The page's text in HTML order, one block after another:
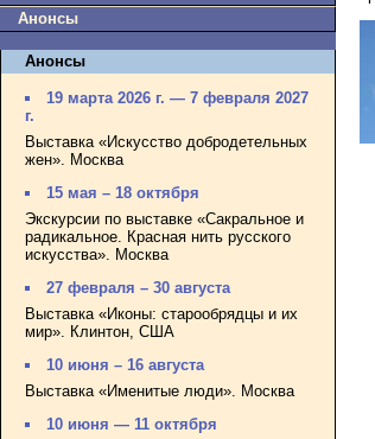
Анонсы
Анонсы
19 марта 2026 г. — 7 февраля 2027
г.
Выставка «Искусство добродетельных
жен». Москва
15 мая – 18 октября
Экскурсии по выставке «Сакральное и
радикальное. Красная нить русского
искусства». Москва
27 февраля – 30 августа
Выставка «Иконы: старообрядцы и их
мир». Клинтон, США
10 июня – 16 августа
Выставка «Именитые люди». Москва
10 июня — 11 октября